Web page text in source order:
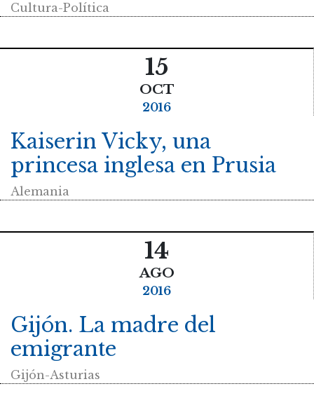
Cultura-Política
15
OCT
2016
Kaiserin Vicky, una
princesa inglesa en Prusia
Alemania
14
AGO
2016
Gijón. La madre del
emigrante
Gijón-Asturias